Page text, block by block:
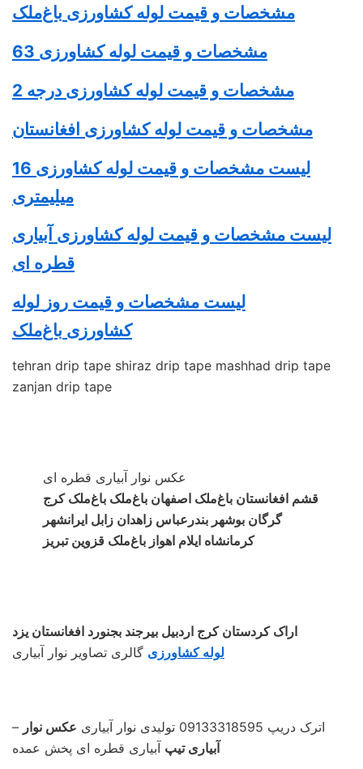
مشخصات و قیمت لوله کشاورزی باغ‌ملک
مشخصات و قیمت لوله کشاورزی 63
مشخصات و قیمت لوله کشاورزی درجه 2
مشخصات و قیمت لوله کشاورزی افغانستان
لیست مشخصات و قیمت لوله کشاورزی 16
میلیمتری
لیست مشخصات و قیمت لوله کشاورزی آبیاری
قطره ای
لیست مشخصات و قیمت روز لوله
کشاورزی باغ‌ملک
tehran drip tape shiraz drip tape mashhad drip tape
zanjan drip tape
عکس نوار آبیاری قطره ای
قشم افغانستان باغ‌ملک اصفهان باغ‌ملک باغ‌ملک کرج
گرگان بوشهر بندرعباس زاهدان زابل ایرانشهر
کرمانشاه ایلام اهواز باغ‌ملک قزوین تبریز
اراک کردستان کرج اردبیل بیرجند بجنورد افغانستان یزد
لوله کشاورزی گالری تصاویر نوار آبیاری
– اترک دریپ 09133318595 تولیدی نوار آبیاری
عکس نوار
آبیاری تیپ آبیاری قطره ای پخش عمده